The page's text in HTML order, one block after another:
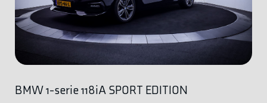
BMW 1-serie 118iA SPORT EDITION